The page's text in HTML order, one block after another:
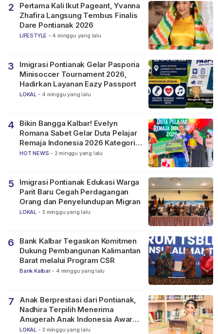
2
Pertama Kali Ikut Pageant, Yvanna
Zhafira Langsung Tembus Finalis
Dare Pontianak 2026
LIFESTYLE - 4 minggu yang lalu
3
Imigrasi Pontianak Gelar Pasporia
Minisoccer Tournament 2026,
Hadirkan Layanan Eazy Passport
LOKAL - 4 minggu yang lalu
4
Bikin Bangga Kalbar! Evelyn
Romana Sabet Gelar Duta Pelajar
Remaja Indonesia 2026 Kategori
SMP
HOT NEWS - 2 minggu yang lalu
5
Imigrasi Pontianak Edukasi Warga
Parit Baru Cegah Perdagangan
Orang dan Penyelundupan Migran
LOKAL - 3 minggu yang lalu
6
Bank Kalbar Tegaskan Komitmen
Dukung Pembangunan Kalimantan
Barat melalui Program CSR
Bank Kalbar - 4 minggu yang lalu
7
Anak Berprestasi dari Pontianak,
Nadhira Terpilih Menerima
Anugerah Anak Indonesia Awards
2026
LOKAL - 3 minggu yang lalu